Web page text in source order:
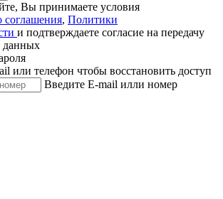
Вы принимаете условия
соглашения, Политики
и подтверждаете согласие на передачу
данных
или телефон чтобы восстановить доступ
Введите E-mail илли номер